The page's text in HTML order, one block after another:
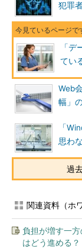
犯罪
「
てい
Web
幅」
「
思わ
過
関連資料（ホ
負担が増す一
はどう進める？